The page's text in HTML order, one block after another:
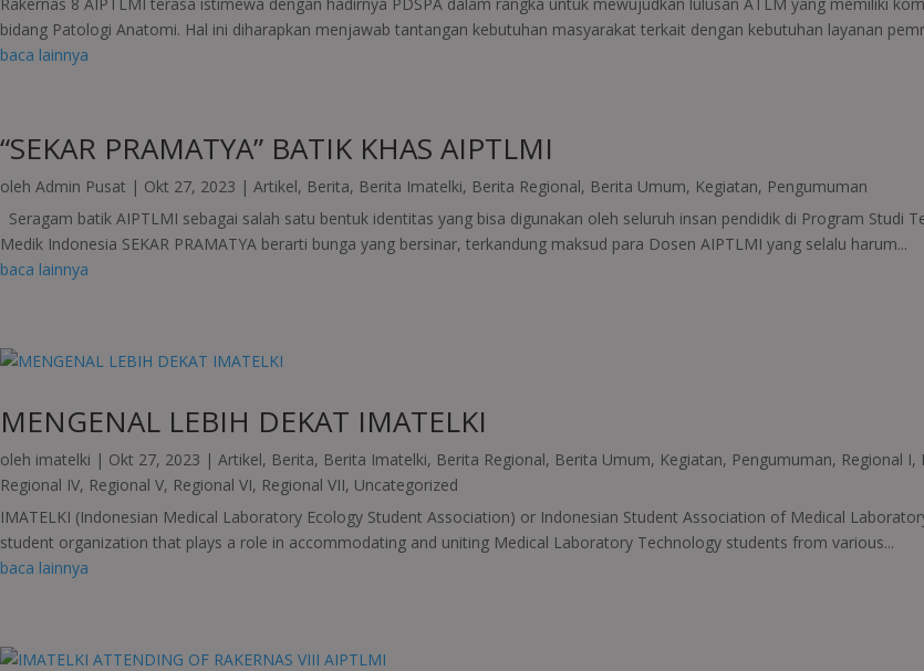
bidang Patologi Anatomi. Hal ini diharapkan menjawab tantangan kebutuhan masyarakat terkait dengan kebutuhan layanan
baca lainnya
“SEKAR PRAMATYA” BATIK KHAS AIPTLMI
oleh Admin Pusat | Okt 27, 2023 | Artikel, Berita, Berita Imatelki, Berita Regional, Berita Umum, Kegiatan, Pengumuman
Seragam batik AIPTLMI sebagai salah satu bentuk identitas yang bisa digunakan oleh seluruh insan pendidik di Program Studi
Medik Indonesia SEKAR PRAMATYA berarti bunga yang bersinar, terkandung maksud para Dosen AIPTLMI yang selalu harum...
baca lainnya
MENGENAL LEBIH DEKAT IMATELKI
oleh imatelki | Okt 27, 2023 | Artikel, Berita, Berita Imatelki, Berita Regional, Berita Umum, Kegiatan, Pengumuman, Regional I,
Regional IV, Regional V, Regional VI, Regional VII, Uncategorized
IMATELKI (Indonesian Medical Laboratory Ecology Student Association) or Indonesian Student Association of Medical
student organization that plays a role in accommodating and uniting Medical Laboratory Technology students from various...
baca lainnya